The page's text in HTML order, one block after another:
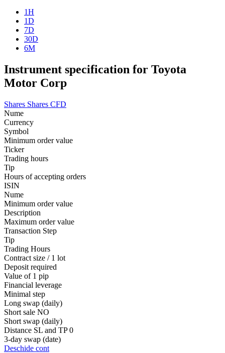
1H
1D
7D
30D
6M
Instrument specification for Toyota
Motor Corp
Shares Shares CFD
Nume
Currency
Symbol
Minimum order value
Ticker
Trading hours
Tip
Hours of accepting orders
ISIN
Nume
Minimum order value
Description
Maximum order value
Transaction Step
Tip
Trading Hours
Contract size / 1 lot
Deposit required
Value of 1 pip
Financial leverage
Minimal step
Long swap (daily)
Short sale NO
Short swap (daily)
Distance SL and TP 0
3-day swap (date)
Deschide cont